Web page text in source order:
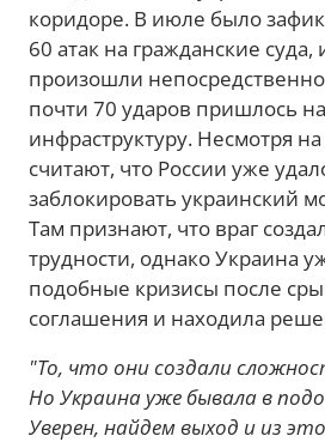
коридоре. В июле было
60 атак на гражданские суда,
произошли
почти 70 ударов пришлось
инфраструктуру. Несмотря
считают, что России уже
заблокировать украинский
Там признают, что враг
трудности, однако Украина
подобные кризисы после
соглашения и находила
"То, что они создали
Но Украина уже бывала в
Уверен, найдем выход и из